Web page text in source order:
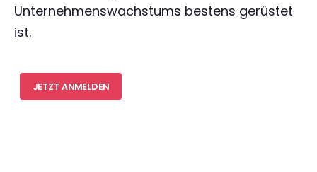
Unternehmenswachstums bestens gerüstet
ist.
JETZT ANMELDEN